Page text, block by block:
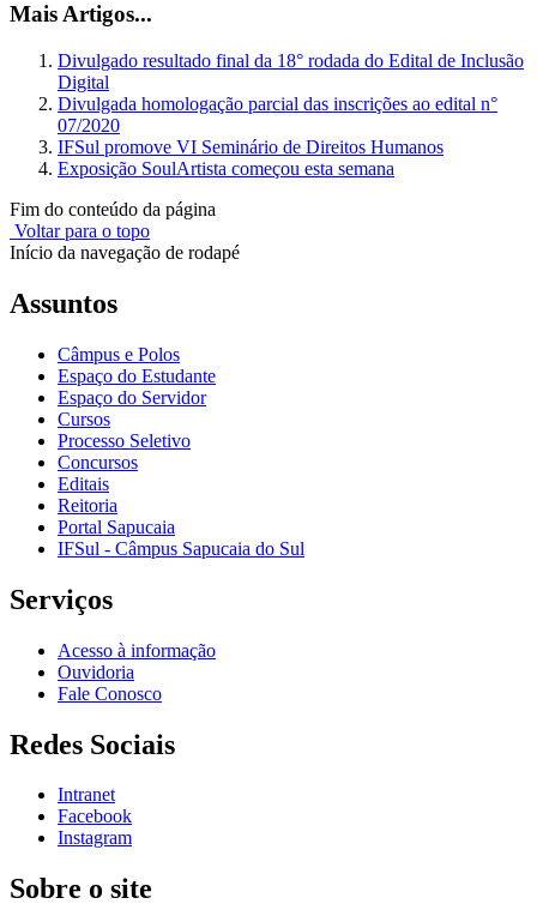
Mais Artigos...
Divulgado resultado final da 18° rodada do Edital de Inclusão
Digital
Divulgada homologação parcial das inscrições ao edital n°
07/2020
IFSul promove VI Seminário de Direitos Humanos
Exposição SoulArtista começou esta semana
Fim do conteúdo da página
Voltar para o topo
Início da navegação de rodapé
Assuntos
Câmpus e Polos
Espaço do Estudante
Espaço do Servidor
Cursos
Processo Seletivo
Concursos
Editais
Reitoria
Portal Sapucaia
IFSul - Câmpus Sapucaia do Sul
Serviços
Acesso à informação
Ouvidoria
Fale Conosco
Redes Sociais
Intranet
Facebook
Instagram
Sobre o site